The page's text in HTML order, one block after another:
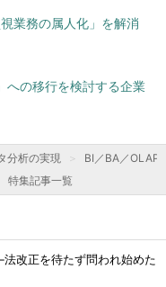
業務の属人化」を解消
への移行を検討する企業
分析の実現
BI／BA／OLAP
特集記事一覧
改正を待たず問われ始めた